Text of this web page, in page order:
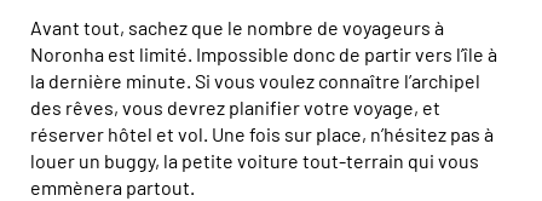
Avant tout, sachez que le nombre de voyageurs à
Noronha est limité. Impossible donc de partir vers l’île à
la dernière minute. Si vous voulez connaître l’archipel
des rêves, vous devrez planifier votre voyage, et
réserver hôtel et vol. Une fois sur place, n’hésitez pas à
louer un buggy, la petite voiture tout-terrain qui vous
emmènera partout.